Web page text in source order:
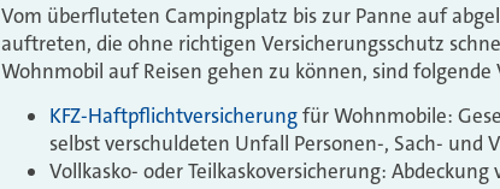
Vom überfluteten Campingplatz bis zur Panne auf
auftreten, die ohne richtigen Versicherungsschutz
Wohnmobil auf Reisen gehen zu können, sind
KFZ-Haftpflichtversicherungfür Wohnmobile:
selbst verschuldeten Unfall Personen-, Sach- und
Vollkasko- oder Teilkaskoversicherung: